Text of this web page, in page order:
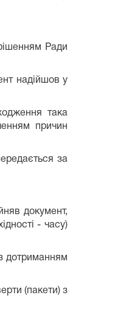
Ради
надійшов у
така
причин
за
документ,
- часу)
дотриманням
(пакети) з